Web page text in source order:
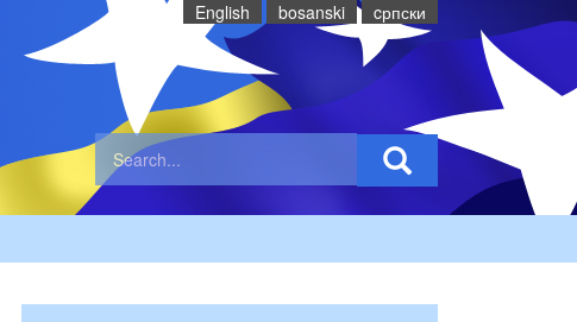
English bosanski cрпски